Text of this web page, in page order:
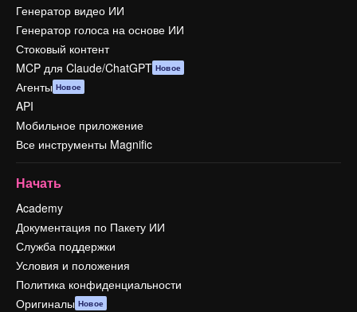
Генератор видео ИИ
Генератор голоса на основе ИИ
Стоковый контент
MCP для Claude/ChatGPT Новое
Агенты Новое
API
Мобильное приложение
Все инструменты Magnific
Начать
Academy
Документация по Пакету ИИ
Служба поддержки
Условия и положения
Политика конфиденциальности
Оригиналы Новое